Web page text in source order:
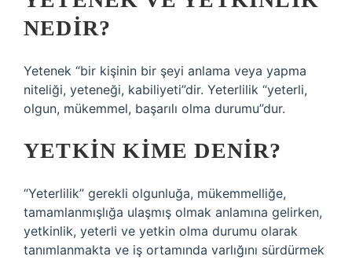
NEDIR?
Yetenek “bir kişinin bir şeyi anlama veya yapma
niteliği, yeteneği, kabiliyeti”dir. Yeterlilik “yeterli,
olgun, mükemmel, başarılı olma durumu”dur.
YETKIN KIME DENIR?
“Yeterlilik” gerekli olgunluğa, mükemmelliğe,
tamamlanmışlığa ulaşmış olmak anlamına gelirken,
yetkinlik, yeterli ve yetkin olma durumu olarak
tanımlanmakta ve iş ortamında varlığını sürdürmek